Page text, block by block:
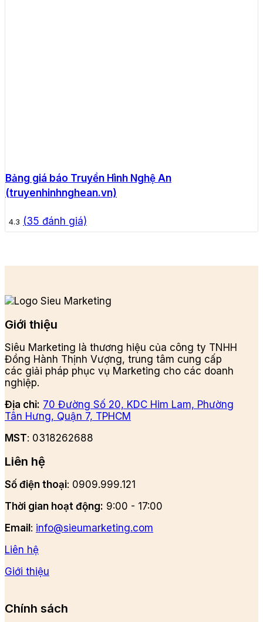
Bảng giá báo Truyền Hình Nghệ An
(truyenhinhnghean.vn)
4.3 (35 đánh giá)
Giới thiệu
Siêu Marketing là thương hiệu của công ty TNHH
Đồng Hành Thịnh Vượng, trung tâm cung cấp
các giải pháp phục vụ Marketing cho các doanh
nghiệp.
Địa chỉ: 70 Đường Số 20, KDC Him Lam, Phường
Tân Hưng, Quận 7, TPHCM
MST: 0318262688
Liên hệ
Số điện thoại: 0909.999.121
Thời gian hoạt động: 9:00 - 17:00
Email: info@sieumarketing.com
Liên hệ
Giới thiệu
Chính sách